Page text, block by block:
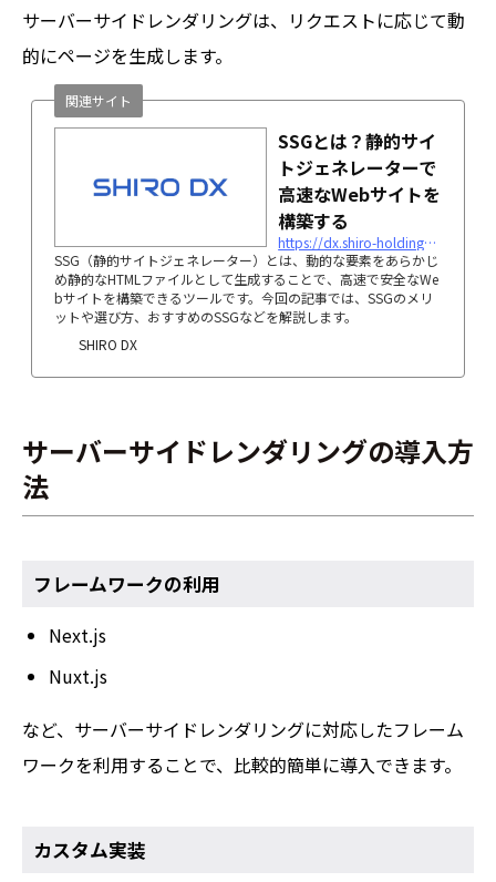
サーバーサイドレンダリングは、リクエストに応じて動
的にページを生成します。
SSGとは？静的サイ
トジェネレーターで
高速なWebサイトを
構築する
https://dx.shiro-holdings.co.jp/ssg/
SSG（静的サイトジェネレーター）とは、動的な要素をあらかじ
め静的なHTMLファイルとして生成することで、高速で安全なWe
bサイトを構築できるツールです。今回の記事では、SSGのメリ
ットや選び方、おすすめのSSGなどを解説します。
SHIRO DX
関連サイト
サーバーサイドレンダリングの導入方
法
フレームワークの利用
Next.js
Nuxt.js
など、サーバーサイドレンダリングに対応したフレーム
ワークを利用することで、比較的簡単に導入できます。
カスタム実装